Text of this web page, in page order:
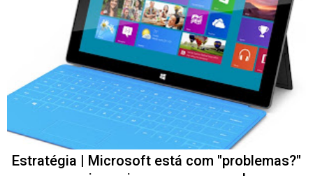
Estratégia | Microsoft está com "problemas?"